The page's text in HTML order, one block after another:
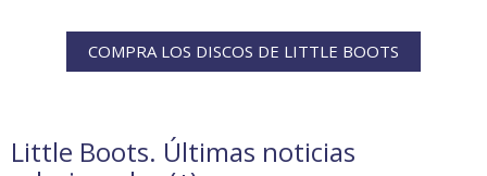
COMPRA LOS DISCOS DE LITTLE BOOTS
Little Boots. Últimas noticias